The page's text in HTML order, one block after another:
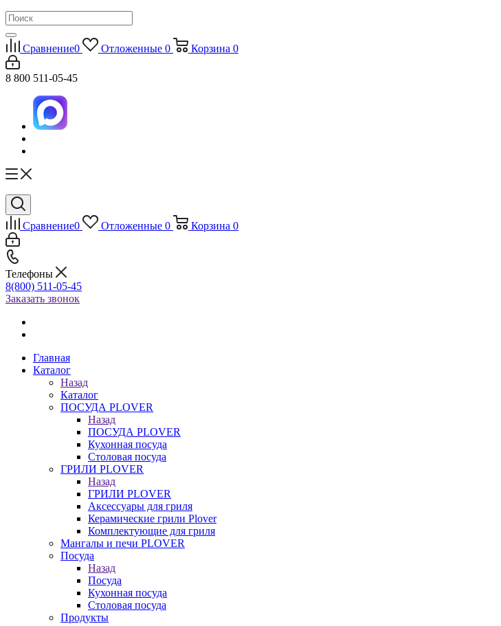
Сравнение0 Отложенные 0 Корзина 0
8 800 511-05-45
Сравнение0 Отложенные 0 Корзина 0
Телефоны
8(800) 511-05-45
Заказать звонок
Главная
Каталог
Назад
Каталог
ПОСУДА PLOVER
Назад
ПОСУДА PLOVER
Кухонная посуда
Столовая посуда
ГРИЛИ PLOVER
Назад
ГРИЛИ PLOVER
Аксессуары для гриля
Керамические грили Plover
Комплектующие для гриля
Мангалы и печи PLOVER
Посуда
Назад
Посуда
Кухонная посуда
Столовая посуда
Продукты